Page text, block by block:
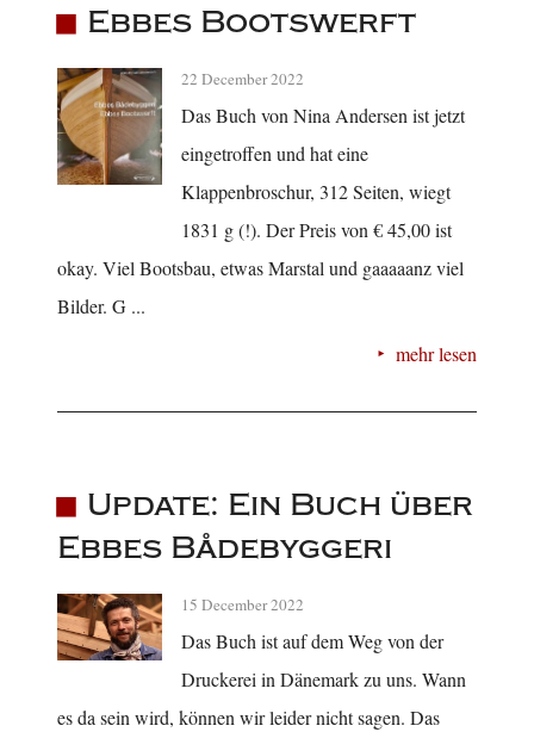
Ebbes Bootswerft
22 December 2022
Das Buch von Nina Andersen ist jetzt
eingetroffen und hat eine
Klappenbroschur, 312 Seiten, wiegt
1831 g (!). Der Preis von € 45,00 ist
okay. Viel Bootsbau, etwas Marstal und gaaaaanz viel
Bilder. G ...
mehr lesen
Update: Ein Buch über
Ebbes Bådebyggeri
15 December 2022
Das Buch ist auf dem Weg von der
Druckerei in Dänemark zu uns. Wann
es da sein wird, können wir leider nicht sagen. Das